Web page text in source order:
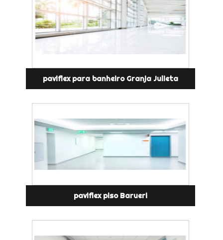
paviflex para banheiro Granja Julieta
paviflex piso Barueri